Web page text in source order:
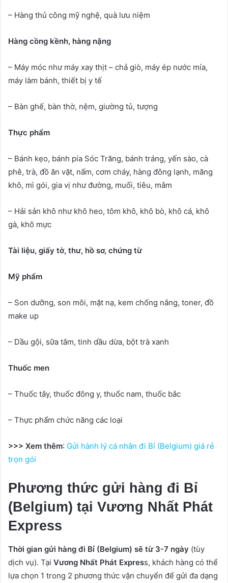
– Hàng thủ công mỹ nghệ, quà lưu niệm
Hàng cồng kềnh, hàng nặng
– Máy móc như máy xay thịt – chả giò, máy ép nước mía,
máy làm bánh, thiết bị y tế
– Bàn ghế, bàn thờ, nệm, giường tủ, tượng
Thực phẩm
– Bánh kẹo, bánh pía Sóc Trăng, bánh tráng, yến sào, cà
phê, trà, đồ ăn vặt, nấm, cơm cháy, hàng đông lạnh, măng
khô, mì gói, gia vị như đường, muối, tiêu, mắm
– Hải sản khô như khô heo, tôm khô, khô bò, khô cá, khô
gà, khô mực
Tài liệu, giấy tờ, thư, hồ sơ, chứng từ
Mỹ phẩm
– Son dưỡng, son môi, mặt nạ, kem chống nắng, toner, đồ
make up
– Dầu gội, sữa tắm, tinh dầu dừa, bột trà xanh
Thuốc men
– Thuốc tây, thuốc đông y, thuốc nam, thuốc bắc
– Thực phẩm chức năng các loại
>>> Xem thêm: Gửi hành lý cá nhân đi Bỉ (Belgium) giá rẻ
trọn gói
Phương thức gửi hàng đi Bỉ
(Belgium) tại Vương Nhất Phát
Express
Thời gian gửi hàng đi Bỉ (Belgium) sẽ từ 3-7 ngày (tùy
dịch vụ). Tại Vương Nhất Phát Express, khách hàng có thể
lựa chọn 1 trong 2 phương thức vận chuyển để gửi đa dạng